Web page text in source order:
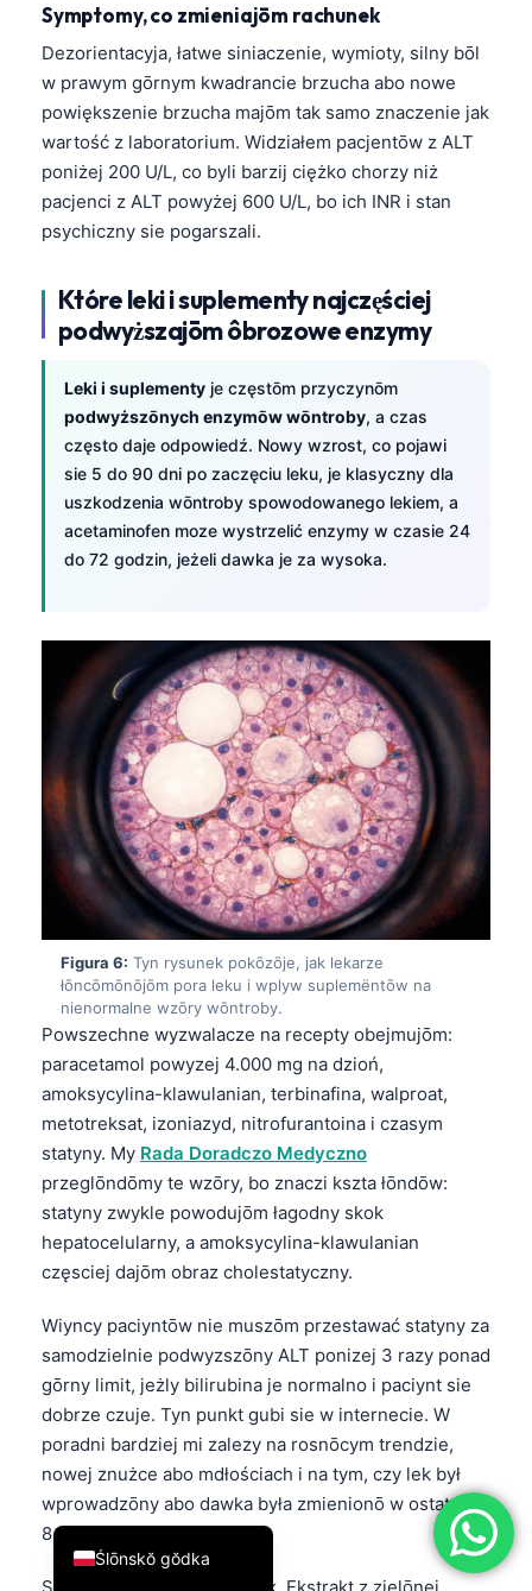
Symptomy, co zmieniajōm rachunek
Dezorientacyja, łatwe siniaczenie, wymioty, silny bōl
w prawym gōrnym kwadrancie brzucha abo nowe
powiększenie brzucha majōm tak samo znaczenie jak
wartość z laboratorium. Widziałem pacjentōw z ALT
poniżej 200 U/L, co byli barzij ciężko chorzy niż
pacjenci z ALT powyżej 600 U/L, bo ich INR i stan
psychiczny sie pogarszali.
Które leki i suplementy najczęściej
podwyższajōm ôbrozowe enzymy
Leki i suplementy je częstōm przyczynōm
podwyższōnych enzymōw wōntroby, a czas
często daje odpowiedź. Nowy wzrost, co pojawi
sie 5 do 90 dni po zaczęciu leku, je klasyczny dla
uszkodzenia wōntroby spowodowanego lekiem, a
acetaminofen moze wystrzelić enzymy w czasie 24
do 72 godzin, jeżeli dawka je za wysoka.
Figura 6: Tyn rysunek pokōzōje, jak lekarze
łōncōmōnōjōm pora leku i wplyw suplemëntōw na
nienormalne wzōry wōntroby.
Powszechne wyzwalacze na recepty obejmujōm:
paracetamol powyzej 4.000 mg na dzioń,
amoksycylina-klawulanian, terbinafina, walproat,
metotreksat, izoniazyd, nitrofurantoina i czasym
statyny. My Rada Doradczo Medyczno
przeglōndōmy te wzōry, bo znaczi kszta łōndōw:
statyny zwykle powodujōm łagodny skok
hepatocelularny, a amoksycylina-klawulanian
częsciej dajōm obraz cholestatyczny.
Wiyncy paciyntōw nie muszōm przestawać statyny za
samodzielnie podwyzszōny ALT ponizej 3 razy ponad
gōrny limit, jeżly bilirubina je normalno i paciynt sie
dobrze czuje. Tyn punkt gubi sie w internecie. W
poradni bardziej mi zalezy na rosnōcym trendzie,
nowej znużce abo mdłościach i na tym, czy lek był
wprowadzōny abo dawka była zmienionō w ostatnich
8 tygodniach.
Suplemënty to dziki czynnik. Ekstrakt z zielōnej
Ślōnskŏ gŏdka
Deutsch
العربية
Français
עִבְרִית
Italiano
Español
Português
Ελληνικά
Türkçe
Română
简体中文
فارسی
Български
Dansk
Nederlands
हिन्दी
Bahasa Indonesia
Հայերեն
Íslenska
Српски језик
Svenska
Bosanski
日本語
Čeština
ქართული
Русский
Lietuvių kalba
Polski
한국어
Magyar
Shqip
বাংলা
اردو
తెలుగు